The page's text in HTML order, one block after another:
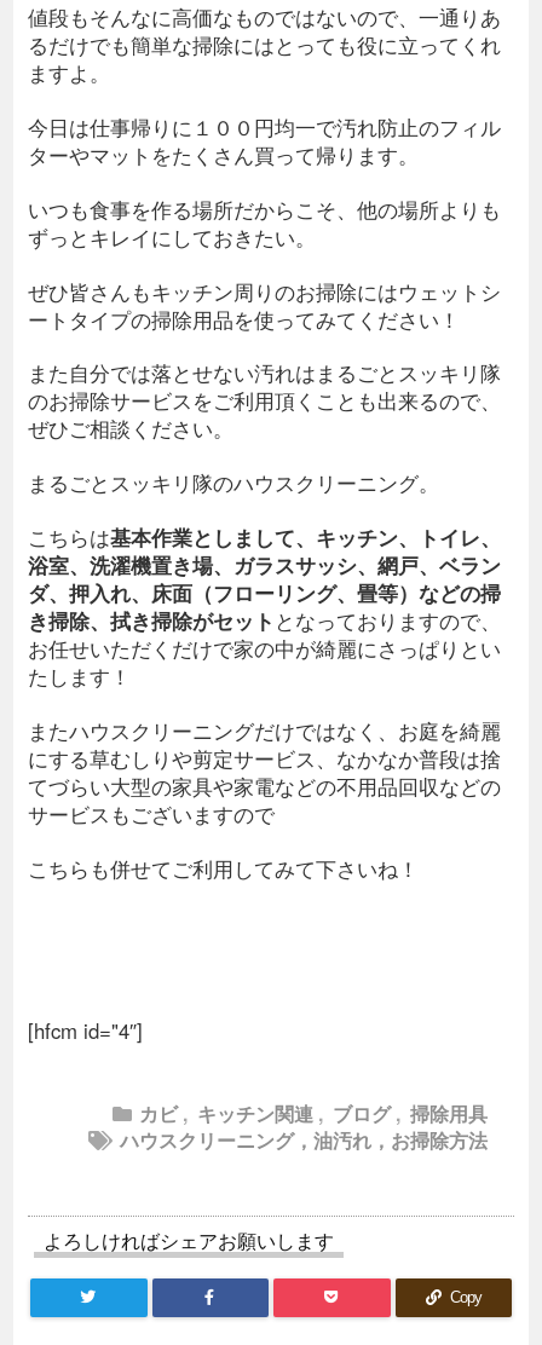
値段もそんなに高価なものではないので、一通りあ
るだけでも簡単な掃除にはとっても役に立ってくれ
ますよ。
今日は仕事帰りに１００円均一で汚れ防止のフィル
ターやマットをたくさん買って帰ります。
いつも食事を作る場所だからこそ、他の場所よりも
ずっとキレイにしておきたい。
ぜひ皆さんもキッチン周りのお掃除にはウェットシ
ートタイプの掃除用品を使ってみてください！
また自分では落とせない汚れはまるごとスッキリ隊
のお掃除サービスをご利用頂くことも出来るので、
ぜひご相談ください。
まるごとスッキリ隊のハウスクリーニング。
こちらは基本作業としまして、キッチン、トイレ、
浴室、洗濯機置き場、ガラスサッシ、網戸、ベラン
ダ、押入れ、床面（フローリング、畳等）などの掃
き掃除、拭き掃除がセット となっておりますので、
お任せいただくだけで家の中が綺麗にさっぱりとい
たします！
またハウスクリーニングだけではなく、お庭を綺麗
にする草むしりや剪定サービス、なかなか普段は捨
てづらい大型の家具や家電などの不用品回収などの
サービスもございますので
こちらも併せてご利用してみて下さいね！
[hfcm id="4″]
カビ , キッチン関連 , ブログ , 掃除用具
ハウスクリーニング，油汚れ，お掃除方法
よろしければシェアお願いします
Copy